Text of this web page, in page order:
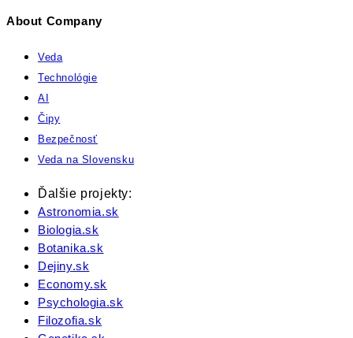
About Company
Veda
Technológie
AI
Čipy
Bezpečnosť
Veda na Slovensku
Ďalšie projekty:
Astronomia.sk
Biologia.sk
Botanika.sk
Dejiny.sk
Economy.sk
Psychologia.sk
Filozofia.sk